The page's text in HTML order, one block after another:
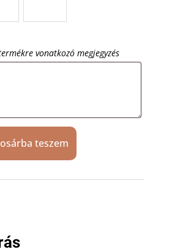
vonatkozó megjegyzés
teszem